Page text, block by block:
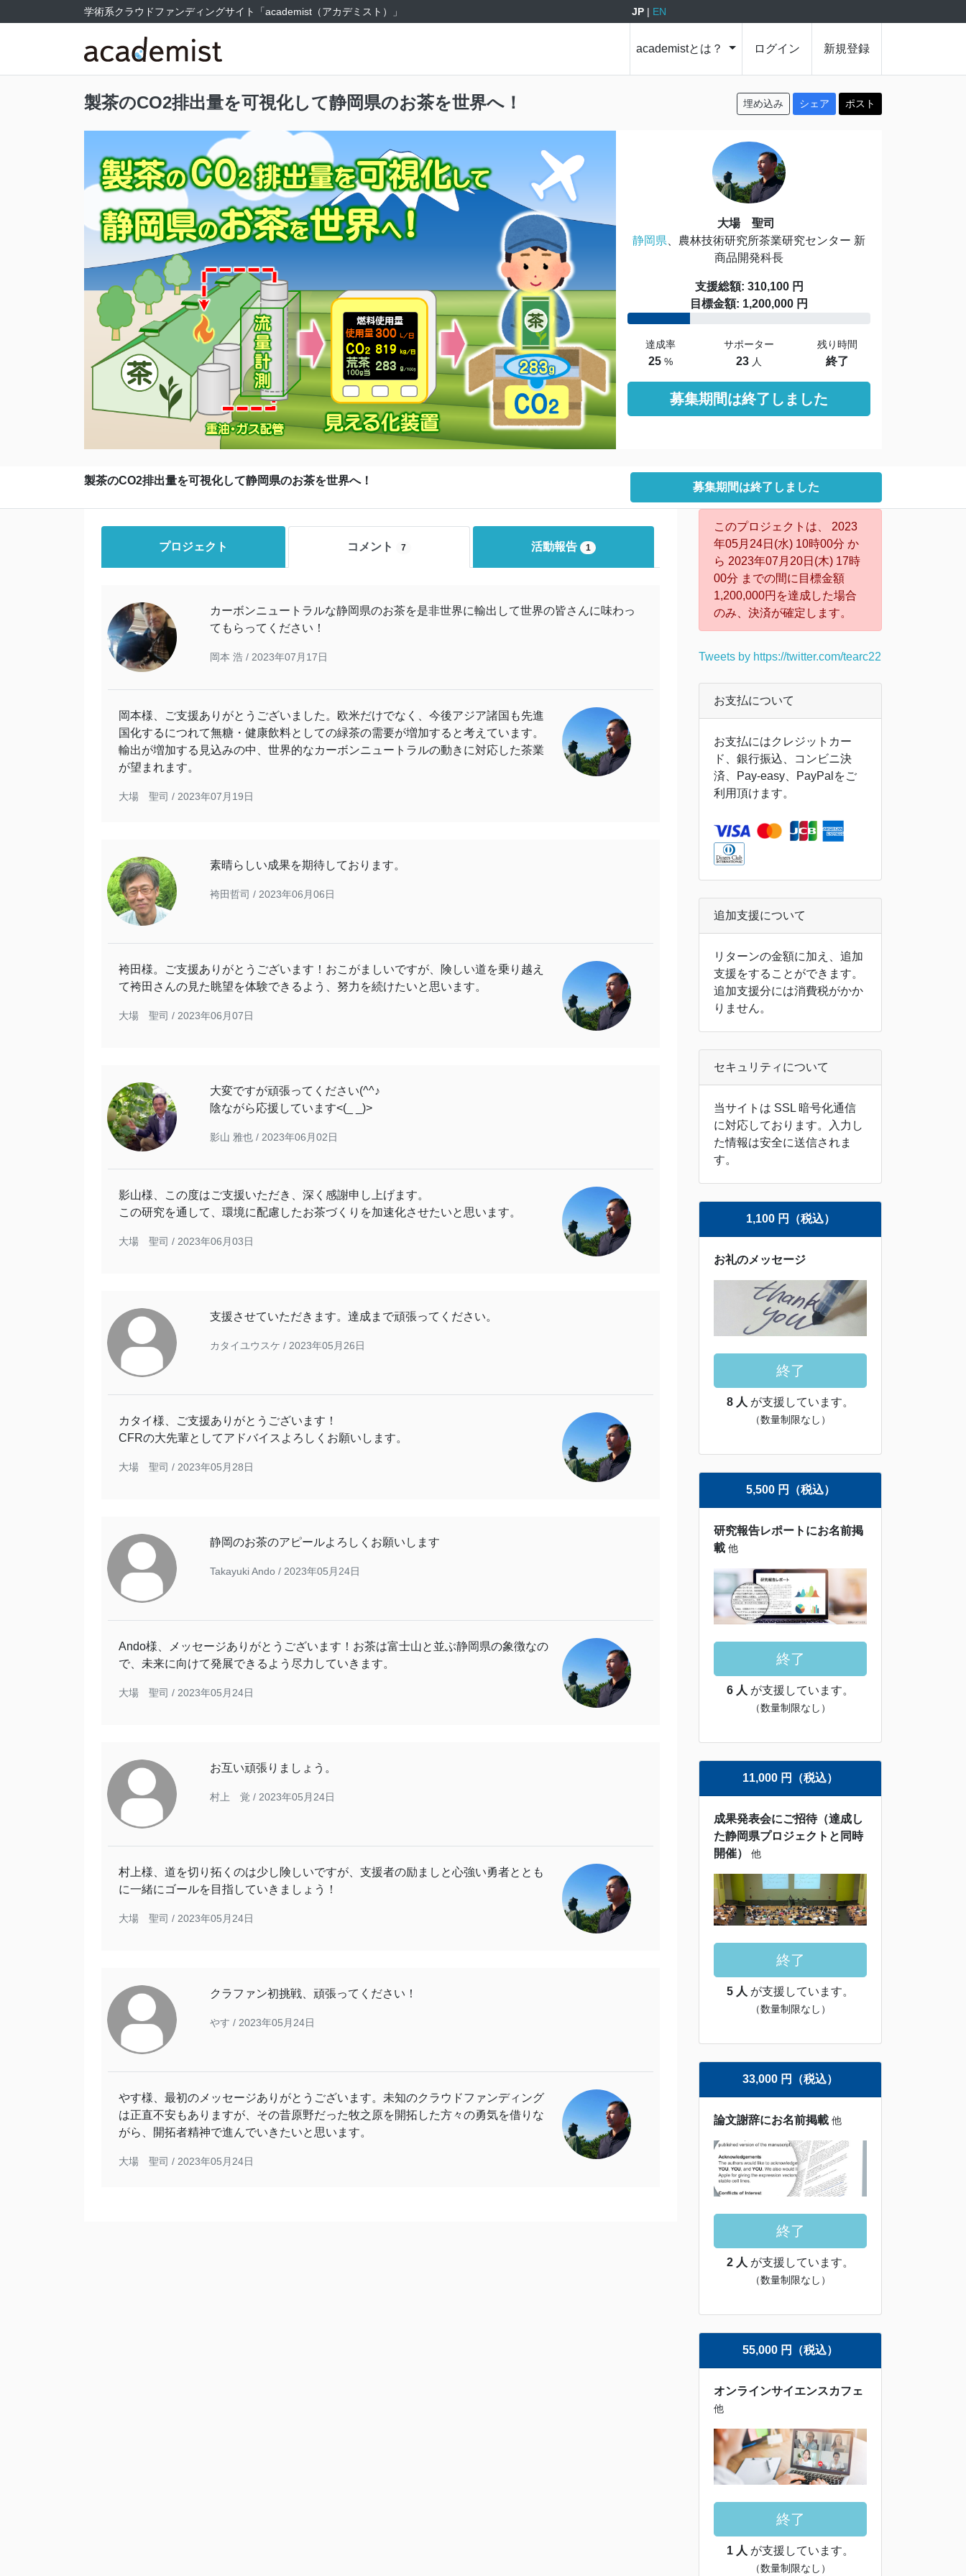
学術系クラウドファンディングサイト 「academist（アカデミスト）」 JP | EN
academistとは？ ログイン 新規登録
製茶のCO2排出量を可視化して静岡県のお茶を世界へ！ 埋め込み シェア ポスト
大場 聖司
静岡県 、農林技術研究所茶業研究センター 新
商品開発科長
支援総額: 310,100 円
目標金額: 1,200,000 円
達成率
25 %
サポーター
23 人
残り時間
終了
募集期間は終了しました
製茶のCO2排出量を可視化して静岡県のお茶を世界へ！
募集期間は終了しました
プロジェクト コメント 7 活動報告 1
カーボンニュートラルな静岡県のお茶を是非世界に輸出して世界の皆さんに味わっ
てもらってください！
岡本 浩 / 2023年07月17日
岡本様、ご支援ありがとうございました。欧米だけでなく、今後アジア諸国も先進
国化するにつれて無糖・健康飲料としての緑茶の需要が増加すると考えています。
輸出が増加する見込みの中、世界的なカーボンニュートラルの動きに対応した茶業
が望まれます。
大場 聖司 / 2023年07月19日
素晴らしい成果を期待しております。
袴田哲司 / 2023年06月06日
袴田様。ご支援ありがとうございます！おこがましいですが、険しい道を乗り越え
て袴田さんの見た眺望を体験できるよう、努力を続けたいと思います。
大場 聖司 / 2023年06月07日
大変ですが頑張ってください(^^♪
陰ながら応援しています<(_ _)>
影山 雅也 / 2023年06月02日
影山様、この度はご支援いただき、深く感謝申し上げます。
この研究を通して、環境に配慮したお茶づくりを加速化させたいと思います。
大場 聖司 / 2023年06月03日
支援させていただきます。達成まで頑張ってください。
カタイユウスケ / 2023年05月26日
カタイ様、ご支援ありがとうございます！
CFRの大先輩としてアドバイスよろしくお願いします。
大場 聖司 / 2023年05月28日
静岡のお茶のアピールよろしくお願いします
Takayuki Ando / 2023年05月24日
Ando様、メッセージありがとうございます！お茶は富士山と並ぶ静岡県の象徴なの
で、未来に向けて発展できるよう尽力していきます。
大場 聖司 / 2023年05月24日
お互い頑張りましょう。
村上 覚 / 2023年05月24日
村上様、道を切り拓くのは少し険しいですが、支援者の励ましと心強い勇者ととも
に一緒にゴールを目指していきましょう！
大場 聖司 / 2023年05月24日
クラファン初挑戦、頑張ってください！
やす / 2023年05月24日
やす様、最初のメッセージありがとうございます。未知のクラウドファンディング
は正直不安もありますが、その昔原野だった牧之原を開拓した方々の勇気を借りな
がら、開拓者精神で進んでいきたいと思います。
大場 聖司 / 2023年05月24日
このプロジェクトは、 2023
年05月24日(水) 10時00分 か
ら 2023年07月20日(木) 17時
00分 までの間に目標金額
1,200,000円を達成した場合
のみ、決済が確定します。
Tweets by https://twitter.com/tearc22
お支払について
お支払にはクレジットカー
ド、銀行振込、コンビニ決
済、Pay-easy、PayPalをご
利用頂けます。
追加支援について
リターンの金額に加え、追加
支援をすることができます。
追加支援分には消費税がかか
りません。
セキュリティについて
当サイトは SSL 暗号化通信
に対応しております。入力し
た情報は安全に送信されま
す。
1,100 円（税込）
お礼のメッセージ
終了
8 人 が支援しています。
（数量制限なし）
5,500 円（税込）
研究報告レポートにお名前掲
載 他
終了
6 人 が支援しています。
（数量制限なし）
11,000 円（税込）
成果発表会にご招待（達成し
た静岡県プロジェクトと同時
開催）
他
終了
5 人 が支援しています。
（数量制限なし）
33,000 円（税込）
論文謝辞にお名前掲載 他
終了
2 人 が支援しています。
（数量制限なし）
55,000 円（税込）
オンラインサイエンスカフェ
他
終了
1 人 が支援しています。
（数量制限なし）